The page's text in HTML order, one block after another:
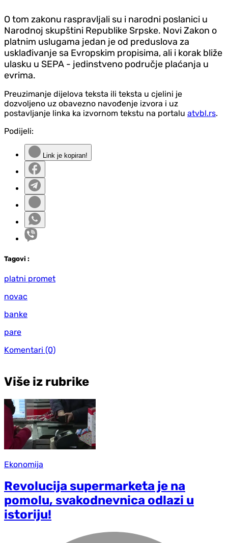
O tom zakonu raspravljali su i narodni poslanici u
Narodnoj skupštini Republike Srpske. Novi Zakon o
platnim uslugama jedan je od preduslova za
usklađivanje sa Evropskim propisima, ali i korak bliže
ulasku u SEPA - jedinstveno područje plaćanja u
evrima.
Preuzimanje dijelova teksta ili teksta u cjelini je
dozvoljeno uz obavezno navođenje izvora i uz
postavljanje linka ka izvornom tekstu na portalu atvbl.rs.
Podijeli:
Link je kopiran!
Tagovi :
platni promet
novac
banke
pare
Komentari (0)
Više iz rubrike
Ekonomija
Revolucija supermarketa je na
pomolu, svakodnevnica odlazi u
istoriju!